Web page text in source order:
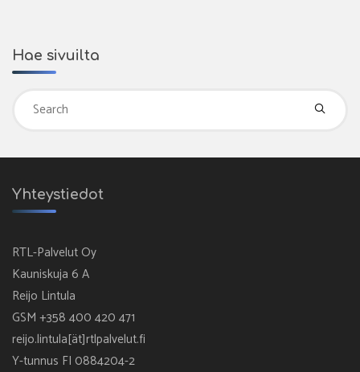
Hae sivuilta
Yhteystiedot
RTL-Palvelut Oy
Kauniskuja 6 A
Reijo Lintula
GSM +358 400 420 471
reijo.lintula[ät]rtlpalvelut.fi
Y-tunnus FI 0884204-2